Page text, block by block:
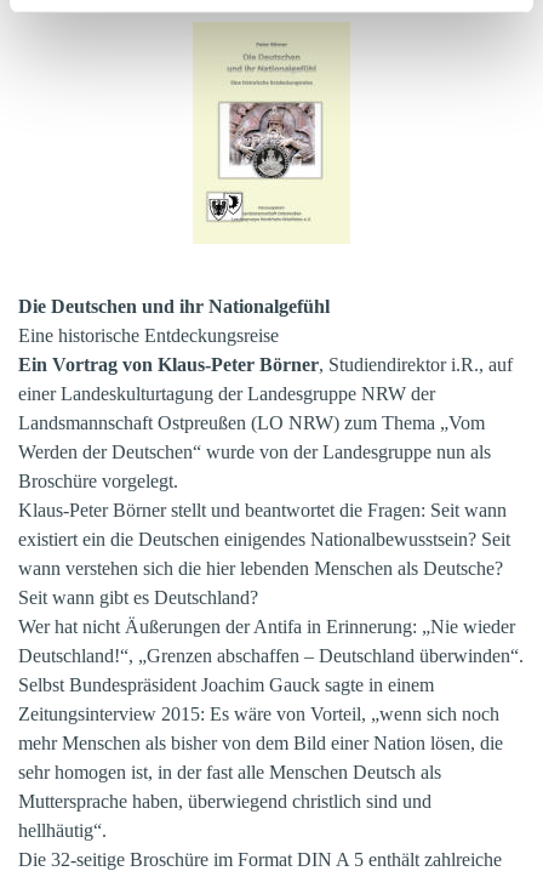
Die Deutschen und ihr Nationalgefühl
Eine historische Entdeckungsreise
Ein Vortrag von Klaus-Peter Börner, Studiendirektor i.R., auf
einer Landeskulturtagung der Landesgruppe NRW der
Landsmannschaft Ostpreußen (LO NRW) zum Thema „Vom
Werden der Deutschen“ wurde von der Landesgruppe nun als
Broschüre vorgelegt.
Klaus-Peter Börner stellt und beantwortet die Fragen: Seit wann
existiert ein die Deutschen einigendes Nationalbewusstsein? Seit
wann verstehen sich die hier lebenden Menschen als Deutsche?
Seit wann gibt es Deutschland?
Wer hat nicht Äußerungen der Antifa in Erinnerung: „Nie wieder
Deutschland!“, „Grenzen abschaffen – Deutschland überwinden“.
Selbst Bundespräsident Joachim Gauck sagte in einem
Zeitungsinterview 2015: Es wäre von Vorteil, „wenn sich noch
mehr Menschen als bisher von dem Bild einer Nation lösen, die
sehr homogen ist, in der fast alle Menschen Deutsch als
Muttersprache haben, überwiegend christlich sind und
hellhäutig“.
Die 32-seitige Broschüre im Format DIN A 5 enthält zahlreiche